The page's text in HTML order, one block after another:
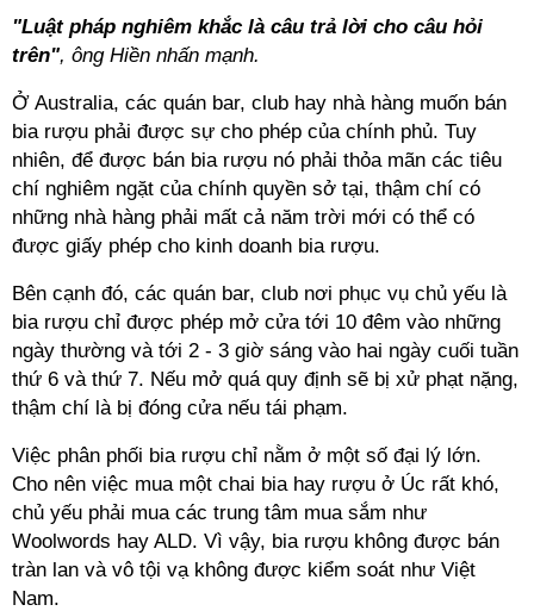
"Luật pháp nghiêm khắc là câu trả lời cho câu hỏi
trên", ông Hiền nhấn mạnh.
Ở Australia, các quán bar, club hay nhà hàng muốn bán
bia rượu phải được sự cho phép của chính phủ. Tuy
nhiên, để được bán bia rượu nó phải thỏa mãn các tiêu
chí nghiêm ngặt của chính quyền sở tại, thậm chí có
những nhà hàng phải mất cả năm trời mới có thể có
được giấy phép cho kinh doanh bia rượu.
Bên cạnh đó, các quán bar, club nơi phục vụ chủ yếu là
bia rượu chỉ được phép mở cửa tới 10 đêm vào những
ngày thường và tới 2 - 3 giờ sáng vào hai ngày cuối tuần
thứ 6 và thứ 7. Nếu mở quá quy định sẽ bị xử phạt nặng,
thậm chí là bị đóng cửa nếu tái phạm.
Việc phân phối bia rượu chỉ nằm ở một số đại lý lớn.
Cho nên việc mua một chai bia hay rượu ở Úc rất khó,
chủ yếu phải mua các trung tâm mua sắm như
Woolwords hay ALD. Vì vậy, bia rượu không được bán
tràn lan và vô tội vạ không được kiểm soát như Việt
Nam.